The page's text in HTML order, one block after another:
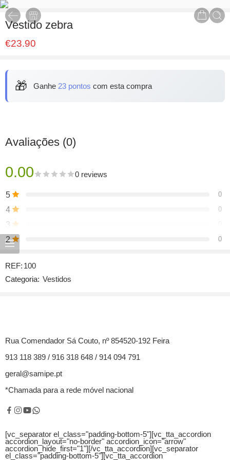
Vestido zebra
€23.90
🎁 Ganhe 23 pontos com esta compra
Avaliações (0)
0.00 0 reviews
5 0
4 0
3
2 0
1
REF: 100
Categoria: Vestidos
Rua Comendador Sá Couto, nº 854520-192 Feira
913 118 389 / 916 318 648 / 914 094 791
geral@samipe.pt
*Chamada para a rede móvel nacional
[vc_separator el_class="padding-bottom-5"][vc_tta_accordion
accordion_layout="no-border" accordion_icon="arrow"
accordion_hide_first="1"] [/vc_tta_accordion][vc_separator
el_class="padding-bottom-5"][vc_tta_accordion